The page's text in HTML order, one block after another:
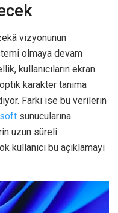
vizyonunun
olmaya devam
kullanıcıların ekran
karakter tanıma
Farkı ise bu verilerin
sunucularına
uzun süreli
kullanıcı bu açıklamayı